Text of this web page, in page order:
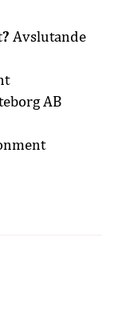
Avslutande
AB